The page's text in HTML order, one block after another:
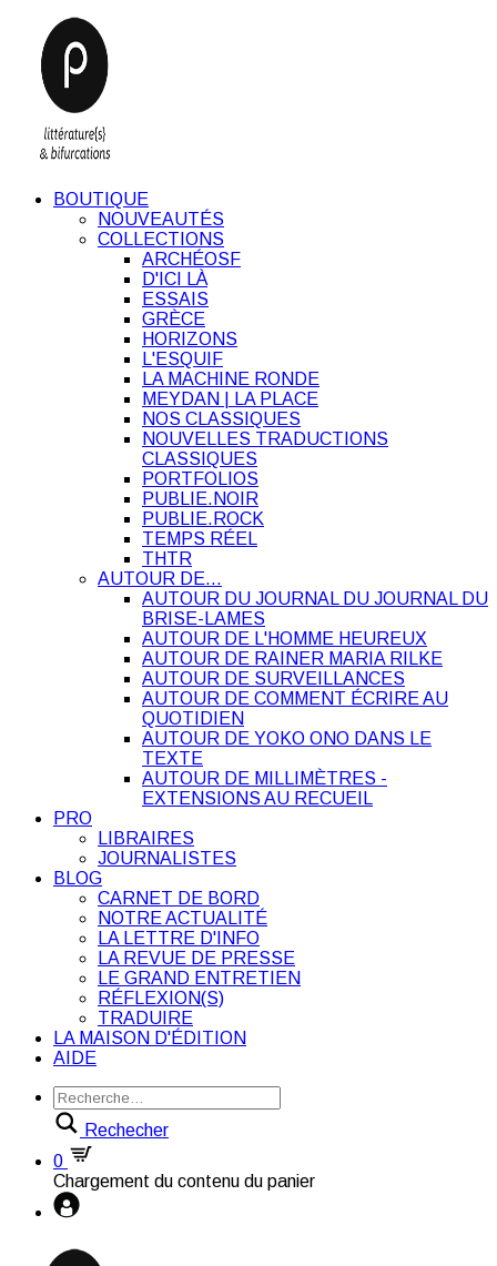
BOUTIQUE
NOUVEAUTÉS
COLLECTIONS
ARCHÉOSF
D'ICI LÀ
ESSAIS
GRÈCE
HORIZONS
L'ESQUIF
LA MACHINE RONDE
MEYDAN | LA PLACE
NOS CLASSIQUES
NOUVELLES TRADUCTIONS
CLASSIQUES
PORTFOLIOS
PUBLIE.NOIR
PUBLIE.ROCK
TEMPS RÉEL
THTR
AUTOUR DE…
AUTOUR DU JOURNAL DU JOURNAL DU
BRISE-LAMES
AUTOUR DE L'HOMME HEUREUX
AUTOUR DE RAINER MARIA RILKE
AUTOUR DE SURVEILLANCES
AUTOUR DE COMMENT ÉCRIRE AU
QUOTIDIEN
AUTOUR DE YOKO ONO DANS LE
TEXTE
AUTOUR DE MILLIMÈTRES -
EXTENSIONS AU RECUEIL
PRO
LIBRAIRES
JOURNALISTES
BLOG
CARNET DE BORD
NOTRE ACTUALITÉ
LA LETTRE D'INFO
LA REVUE DE PRESSE
LE GRAND ENTRETIEN
RÉFLEXION(S)
TRADUIRE
LA MAISON D'ÉDITION
AIDE
Rechecher
0
Chargement du contenu du panier